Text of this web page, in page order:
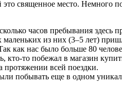
священное место. Немного
часов пребывания здесь
из них (3–5 лет)
как нас было больше 80
то побежал в магазин
протяжении всей поездки.
побывать еще в одном